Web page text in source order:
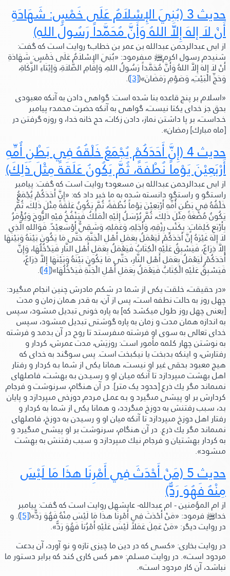
حديث 3 (بُنِيَ الإِسْلاَمُ عَلَى خَمْسٍ: شَهَادَةِ
أَنْ لاَ إلهَ إِلاَّ اللهُ وَأَنَّ مُحَمَّداً رَسُولُ اللهِ)
از ابى عبدالرحمن عبدالله بن عمر بن خطابtروايت است كه گفت:
شنيدم رسول اكرمﷺ‬مىفرمود: «بُنِيَ الإِسْلاَمُ عَلَى خَمْسٍ: شَهَادَةِ
أَنْ لاَ إلهَ إِلاَّ اللهُ وَأَنَّ مُحَمَّداً رَسُولُ اللهِ، وَإقَامِ الصَّلاَةِ، وَإيْتَاءِ الزَّكَاةِ،
وَحَجِّ الْبَيْتِ، وَصَوْمِ رَمَضَانَ»(
[3]
).
«اسلام بر پنج قاعده بنا شده است: گواهى دادن به آنكه معبودى
بحق جز خداى يكتا نيست، گواهى به آنكه حضرت محمدr پيامبر
خـداست، بر پا داشتن نماز، دادن زكات، حج خانه خدا، و روزه گرفتن در
[ماه مبارك]رمضان».
حديث 4 (إِنَّ أَحَدَكُمْ يُجْمَعُ خَلْقُهُ فِي بَطْنِ أُمِّهِ
أَرْبَعِيْنَ يَوْماً نُطْفَةً، ثُمَّ يَكُونُ عَلَقَةً مِثْلَ ذَلِكَ)
از ابى عبدالرحمن عبدالله بن مسعودtروايت است كه گفت: پيامبر
راستگو و راستگو دانسته شده به ما خبر داد كه: «إِنَّ أَحَدَكُمْ يُجْمَعُ
خَلْقُهُ فِي بَطْنِ أُمِّهِ أَرْبَعِيْنَ يَوْماً نُطْفَةً، ثُمَّ يَكُونُ عَلَقَةً مِثْلَ ذَلِكَ، ثُمَّ
يَكُونُ مُضْغَةً مِثْلَ ذَلِكَ،ثُمَّ يُرْسَلُ إِلَيْهِ الْمَلَكُ فَيَنْفُخُ فِيْهِ الرُّوحَ وَيُؤْمَرُ
بِأَرْبَعِ كَلِمَاتٍ:بِكَتْبِ رِزْقِهِ، وَأَجَلِهِ، وَعَمَلِهِ، وَشَقِيٌّ أَوْسَعِيْدٌ. فَوَاللهِ الَّذِي
لاَ إِلهَ غَيْرَهُ إِنَّ أَحَدَكُمْ لَيَعْمَلُ بِعَمَلِ أَهْلِ الْجَنَّةِ، حَتَّى مَا يَكُونَ بَيْنَهُ وَبَيْنَهَا
إِلاَّ ذِرَاعٌ، فَيَسْبِقُ عَلَيْهِ الْكِتَابُ فَيَعْمَلُ بِعَمَلِ أَهْلِ النَّارِ فَيَدْخُلُهَا، وَإِنَّ
أَحَدَكُمْ لَيَعْمَلُ بِعَمَلِ أَهْلِ النَّارِ، حَتَّى مَا يَكُونَ بَيْنَهُ وَبَيْنَهَا إِلاَّ ذِرَاعٌ،
فَيَسْبِقُ عَلَيْهِ الْكِتَابُ فَيَعْمَلُ بِعَمَلِ أَهْلِ الْجَنَّةِ فَيَدْخُلُهَا»(
[4]
).
«در حقيقت،خلقت يكى از شما در شكم مادرش چنين انجام مىگيرد:
چهل روز به حالت نطفه است، پس از آن، به قدر همان زمان و مدت
[یعنی چهل روز طول میکشد که]به پاره خونى تبديل مىشود، سپس
به اندازه همان مدت و زمان به پاره گوشتى تبديل مىشود،سپس
خداى تعالى به سوى او فرشته مىفرستد تا روح در آن بدمد و فرشته
به نوشتن چهار كلمه مأمور است:روزیَش، مدت عمرش، كردار و
رفتارش، و اينكه بدبخت يا نيكبخت است. پس سوگند به خدای كه
هيچ معبود بحقى غير او نيست، همانا يكى از شما بـه كردار و رفتار
اهل بهشت مىپردازد تا آنكه ميـان او و رسيـدن بـه بهشت، فاصلهاى
نمىماند مگر يك ذرع[حدود یک متر]. در آن هنگام، سرنوشت و فرجام
كردارش بر او پيشى مىگيرد و بـه عمـل مـردم دوزخى مىپردازد و پايان
بد، سبب رفتنش به دوزخ مىگردد، و همانا يكى از شما به كردار و
رفتار اهل دوزخ مىپردازد تا آنكه ميان او و رسيدن به دوزخ، فاصلهاى
نمىماند مگر يك ذرع. در آن هنگام، سرنوشت بر او پيشى مىگيرد و
به كردار بهشتيان و فرجام نيك مىپردازد و سبب رفتنش به بهشت
مىشود».
حديث 5 (مَنْ أَحْدَثَ فِي أَمْرِنَا هذَا مَا لَيْسَ
مِنْهُ فَهُوَ رَدٌّ)
از ام المؤمنين - ام عبدالله-عايشهل روايت است كه گفت:پيامبر
خداﷺ‬فرمود: «مَنْ أَحْدَثَ فِي أَمْرِنَا هذَا مَا لَيْسَ مِنْهُ فَهُوَ رَدٌّ»(
[5]
).و
در روايت ديگر: «مَنْ عَمِلَ عَمَلاً لَيْسَ عَلَيْهِ أَمْرُناَ فَهُوَ رَدٌّ».
در روايت بخارى: «كسى كه در دين ما چيزى تازه و نو آورد، آن بدعت
مردود است».در روايت مسلم: «هر كس كارى كند كه برابر دستور ما
نباشد، آن كار مردود است».